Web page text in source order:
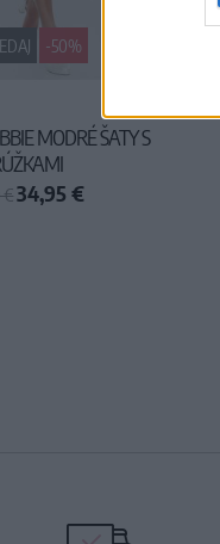
-50%
MODRÉ ŠATY S
€34,95 €